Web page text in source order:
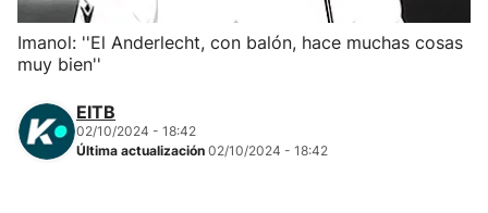
Balonmano
Kirolak 360
Atletismo
Imanol: ''El Anderlecht, con balón, hace muchas cosas
muy bien''
EITB
02/10/2024 - 18:42
Última actualización 02/10/2024 - 18:42